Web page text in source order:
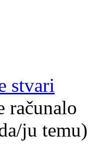
stvari
računalo
ju